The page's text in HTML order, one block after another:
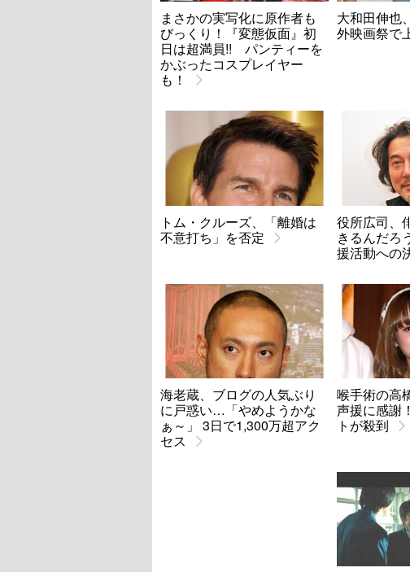
まさかの実写化に原作者も
びっくり！『変態仮面』初
日は超満員!! パンティーを
かぶったコスプレイヤー
も！
大和田伸也
外映画祭で
トム・クルーズ、「離婚は
不意打ち」を否定
役所広司、
きるんだろ
援活動への
海老蔵、ブログの人気ぶり
に戸惑い…「やめようかな
ぁ～」 3日で1,300万超アク
セス
喉手術の高
声援に感謝
トが殺到